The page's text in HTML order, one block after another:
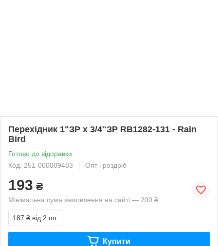
Перехідник 1"ЗР х 3/4"ЗР RB1282-131 - Rain
Bird
Готово до відправки
Код: 251-000009483
Опт і роздріб
193 ₴
Мінімальна сума замовлення на сайті — 200 ₴
187 ₴ від 2 шт.
Купити